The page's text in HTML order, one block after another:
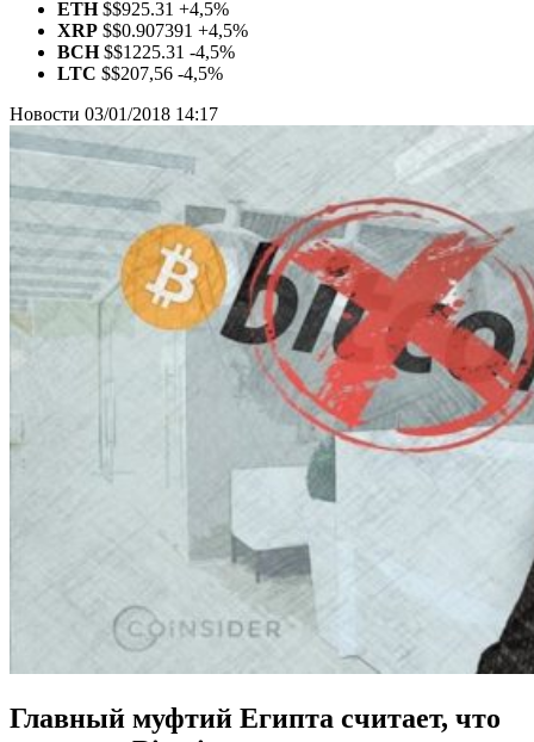
ETH$$925.31 +4,5%
XRP $$0.907391 +4,5%
BCH$$1225.31 -4,5%
LTC $$207,56 -4,5%
Новости 03/01/2018 14:17
Главный муфтий Египта считает, что